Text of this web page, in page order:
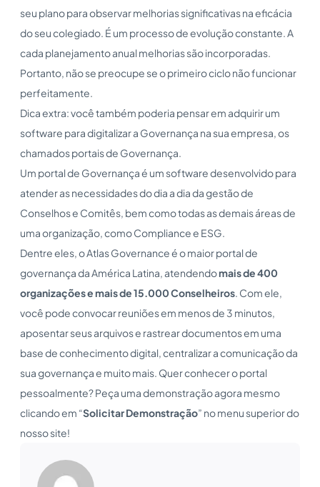
seu plano para observar melhorias significativas na eficácia
do seu colegiado. É um processo de evolução constante. A
cada planejamento anual melhorias são incorporadas.
Portanto, não se preocupe se o primeiro ciclo não funcionar
perfeitamente.
Dica extra: você também poderia pensar em adquirir um
software para digitalizar a Governança na sua empresa, os
chamados portais de Governança.
Um portal de Governança é um software desenvolvido para
atender as necessidades do dia a dia da gestão de
Conselhos e Comitês, bem como todas as demais áreas de
uma organização, como Compliance e ESG.
Dentre eles, o Atlas Governance é o maior portal de
governança da América Latina, atendendomais de 400
organizações e mais de 15.000 Conselheiros. Com ele,
você pode convocar reuniões em menos de 3 minutos,
aposentar seus arquivos e rastrear documentos em uma
base de conhecimento digital, centralizar a comunicação da
sua governança e muito mais. Quer conhecer o portal
pessoalmente? Peça uma demonstração agora mesmo
clicando em “Solicitar Demonstração” no menu superior do
nosso site!